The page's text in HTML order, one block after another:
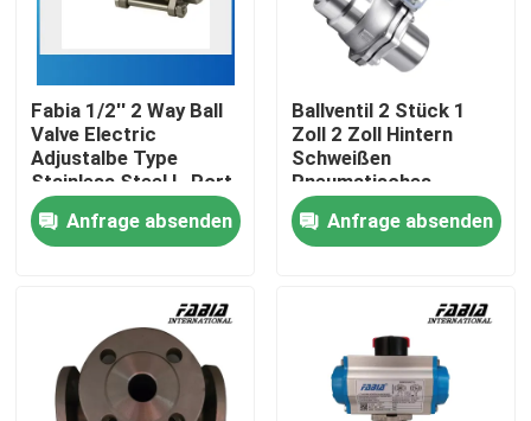
Qualitätskontrolle
Kontakt mit uns
Pneumatisches Kugelventil
Pneumatisches Drosselventil
Fabia 1/2'' 2 Way Ball
Valve Electric
Adjustalbe Type
Stainless Steel L-Port
Anfrage absenden
Ballventil 2 Stück 1
Zoll 2 Zoll Hintern
Schweißen
Pneumatisches
Ballventil
Anfrage absenden